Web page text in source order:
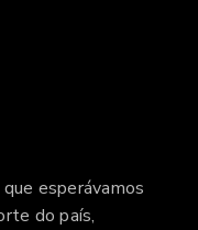
esperávamos
do país,